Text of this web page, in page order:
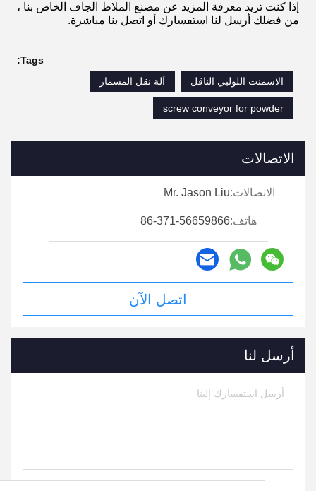
إذا كنت تريد معرفة المزيد عن مصنع الملاط الجاف الخاص بنا ،
من فضلك أرسل لنا استفسارك أو اتصل بنا مباشرة.
Tags:
الاسمنت اللولبي الناقل
آلة نقل المسمار
screw conveyor for powder
الاتصالات
الاتصالات:Mr. Jason Liu
هاتف:86-371-56659866
اتصل الآن
أرسل لنا